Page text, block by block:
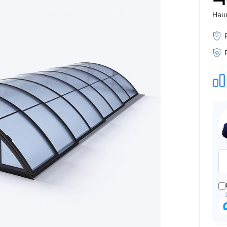
Бассейны для глэмпингов
Страна производитель
Из Австралии
Из Италии
Из Германии
Из Китая
Из Канады
Из Венгрии